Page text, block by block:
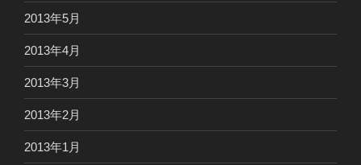
2013年5月
2013年4月
2013年3月
2013年2月
2013年1月